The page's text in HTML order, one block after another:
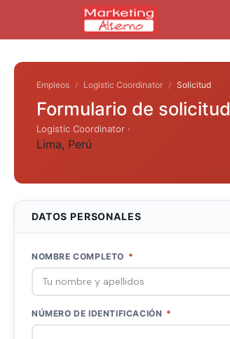
Empleos Logistic Coordinator Solicitud
Formulario de solicitud
Logistic Coordinator ·
Lima, Perú
DATOS PERSONALES
NOMBRE COMPLETO *
NÚMERO DE IDENTIFICACIÓN *